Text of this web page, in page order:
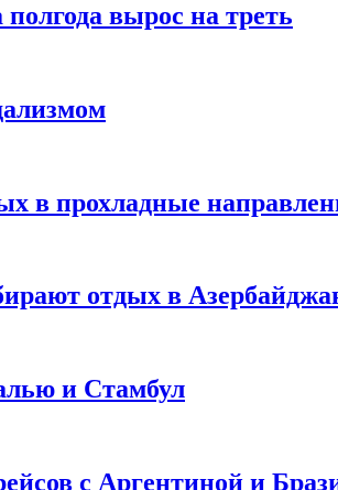
вырос на треть
в прохладные
отдых в
и Стамбул
с Аргентиной и